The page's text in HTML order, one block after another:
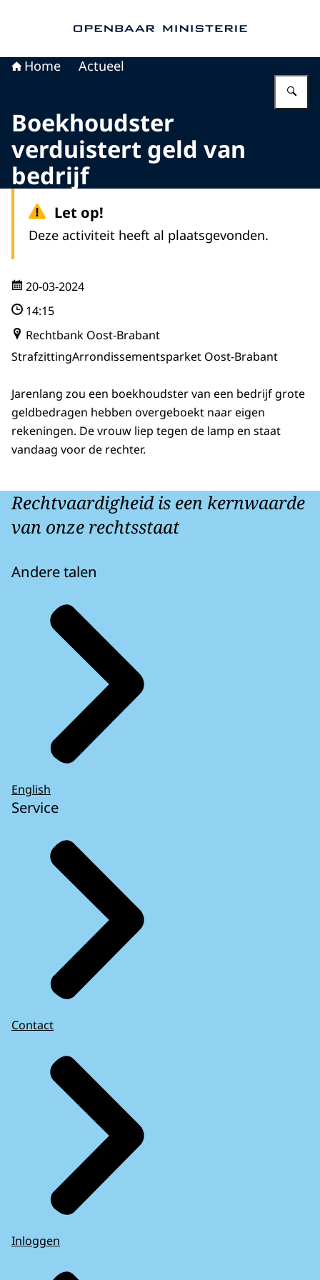
Home Actueel
Boekhoudster
verduistert geld van
bedrijf
Let op!
Deze activiteit heeft al plaatsgevonden.
20-03-2024
14:15
Rechtbank Oost-Brabant
StrafzittingArrondissementsparket Oost-Brabant
Jarenlang zou een boekhoudster van een bedrijf grote
geldbedragen hebben overgeboekt naar eigen
rekeningen. De vrouw liep tegen de lamp en staat
vandaag voor de rechter.
Rechtvaardigheid is een kernwaarde
van onze rechtsstaat
Andere talen
English
Service
Contact
Inloggen